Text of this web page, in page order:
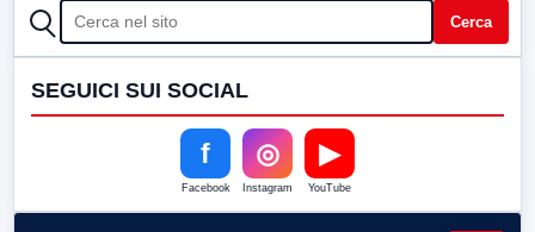
CERCA Cerca
SEGUICI SUI SOCIAL
f
Facebook
◎
Instagram
▶
YouTube